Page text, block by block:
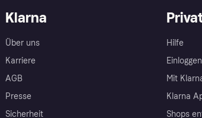
Klarna
Über uns
Karriere
AGB
Presse
Sicherheit
Hilfe
Einloggen
Mit
Klarna
Shops